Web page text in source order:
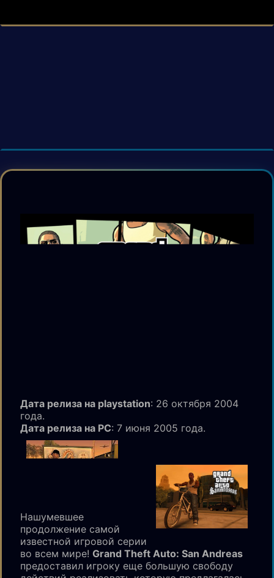
Дата релиза на playstation: 26 октября 2004
года.
Дата релиза на PC: 7 июня 2005 года.
Нашумевшее
продолжение самой
известной игровой серии
во всем мире! Grand Theft Auto: San Andreas
предоставил игроку еще большую свободу